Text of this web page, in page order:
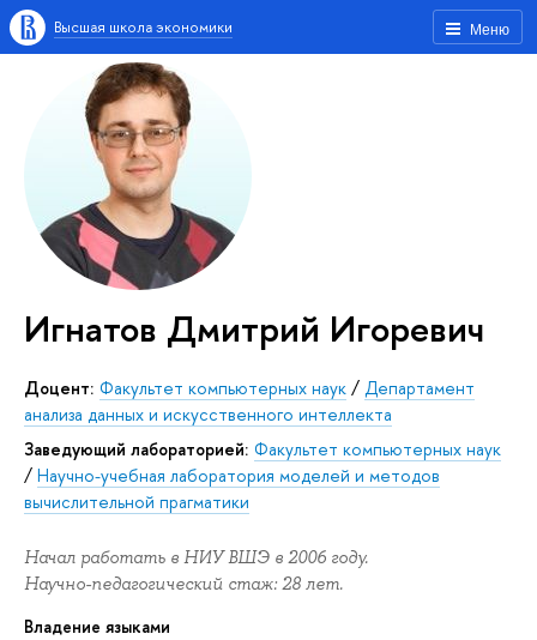
Меню
Высшая школа экономики
Игнатов Дмитрий Игоревич
Доцент: Факультет компьютерных наук / Департамент
анализа данных и искусственного интеллекта
Заведующий лабораторией: Факультет компьютерных наук
/ Научно-учебная лаборатория моделей и методов
вычислительной прагматики
Начал работать в НИУ ВШЭ в 2006 году.
Научно-педагогический стаж: 28 лет.
Владение языками